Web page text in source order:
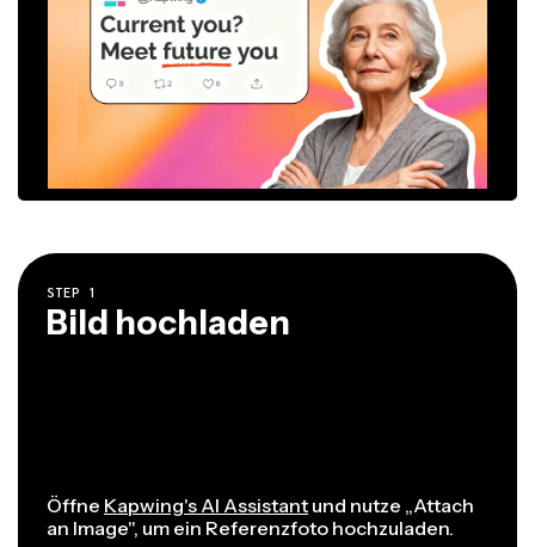
STEP 1
Bild hochladen
Öffne Kapwing's AI Assistant und nutze „Attach
an Image", um ein Referenzfoto hochzuladen.